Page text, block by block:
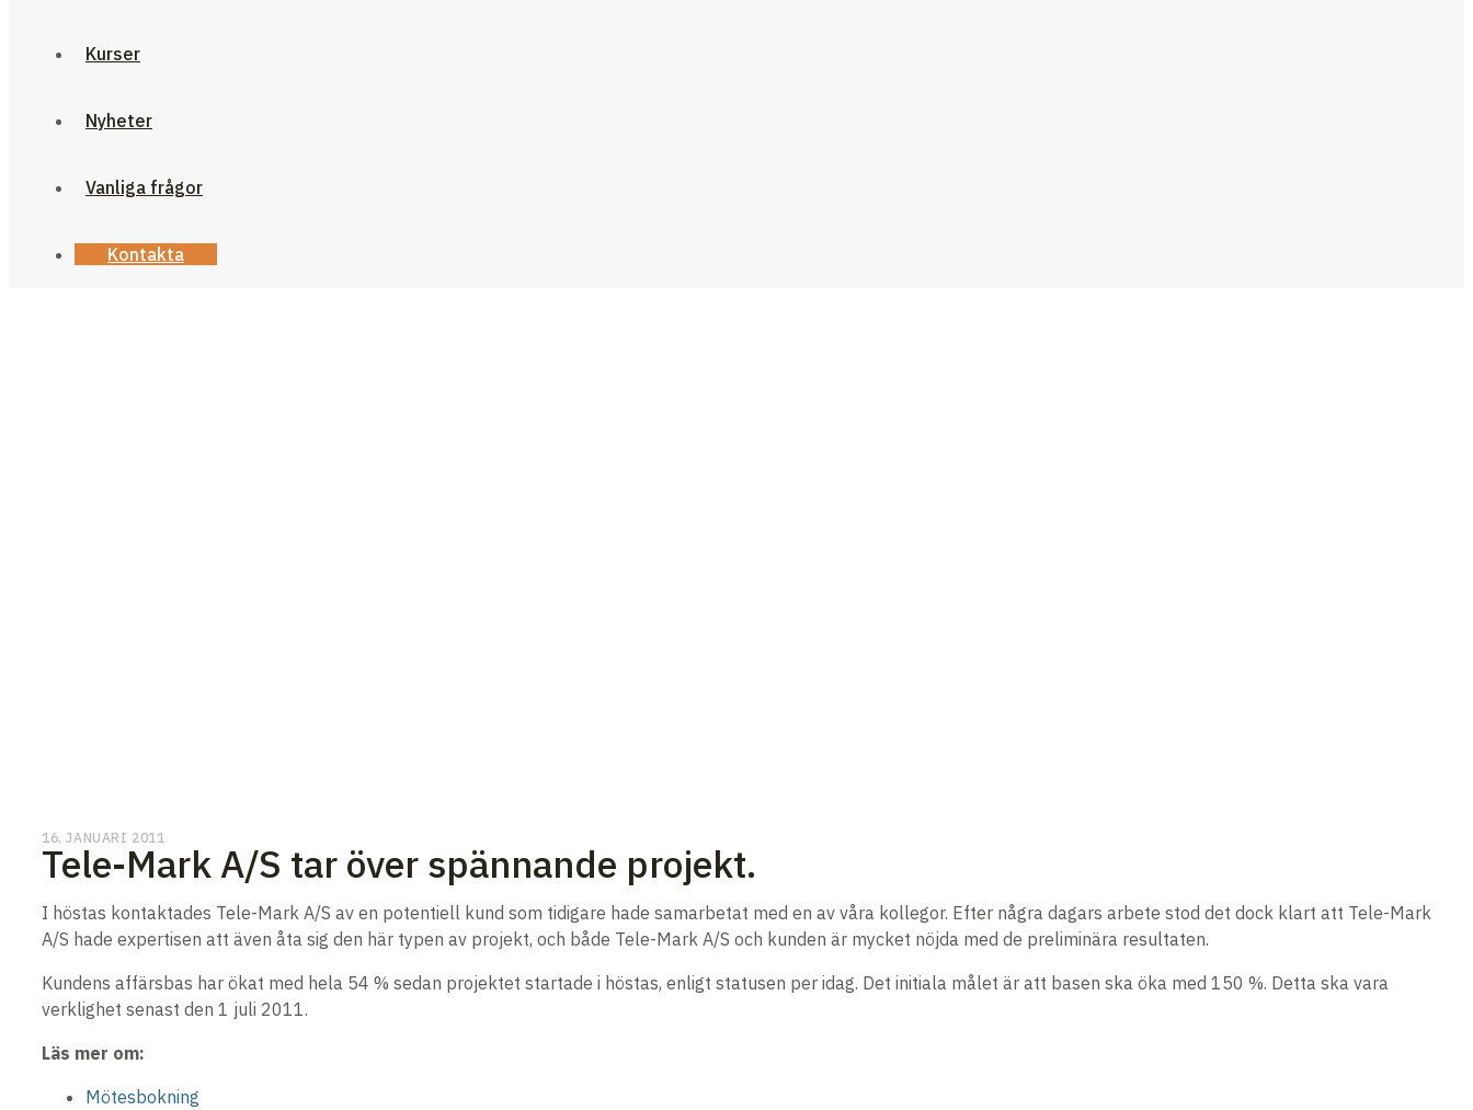
Kurser
Nyheter
Vanliga frågor
Kontakta
16. JANUARI 2011
Tele-Mark A/S tar över spännande projekt.
I höstas kontaktades Tele-Mark A/S av en potentiell kund som tidigare hade samarbetat med en av våra kollegor. Efter några dagars arbete stod det dock klart att Tele-Mark
A/S hade expertisen att även åta sig den här typen av projekt, och både Tele-Mark A/S och kunden är mycket nöjda med de preliminära resultaten.
Kundens affärsbas har ökat med hela 54 % sedan projektet startade i höstas, enligt statusen per idag. Det initiala målet är att basen ska öka med 150 %. Detta ska vara
verklighet senast den 1 juli 2011.
Läs mer om:
Mötesbokning